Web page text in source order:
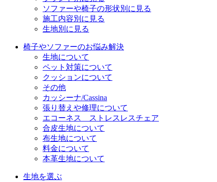
ソファーや椅子の形状別に見る
施工内容別に見る
生地別に見る
椅子やソファーのお悩み解決
生地について
ペット対策について
クッションについて
その他
カッシーナ/Cassina
張り替えや修理について
エコーネス ストレスレスチェア
合皮生地について
布生地について
料金について
本革生地について
生地を選ぶ